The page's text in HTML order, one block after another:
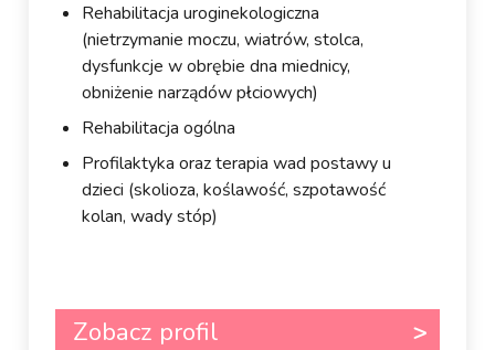
Rehabilitacja uroginekologiczna
(nietrzymanie moczu, wiatrów, stolca,
dysfunkcje w obrębie dna miednicy,
obniżenie narządów płciowych)
Rehabilitacja ogólna
Profilaktyka oraz terapia wad postawy u
dzieci (skolioza, koślawość, szpotawość
kolan, wady stóp)
Zobacz profil